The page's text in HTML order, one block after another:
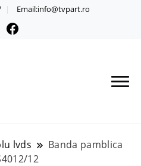
Email:info@tvpart.ro
lvds
Banda pamblica
12